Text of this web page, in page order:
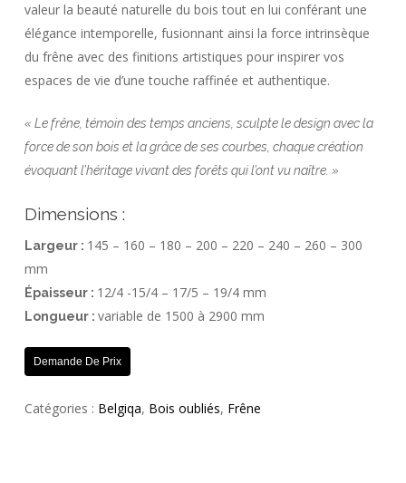
valeur la beauté naturelle du bois tout en lui conférant une
élégance intemporelle, fusionnant ainsi la force intrinsèque
du frêne avec des finitions artistiques pour inspirer vos
espaces de vie d’une touche raffinée et authentique.
« Le frêne, témoin des temps anciens, sculpte le design avec la
force de son bois et la grâce de ses courbes, chaque création
évoquant l’héritage vivant des forêts qui l’ont vu naître. »
Dimensions :
Largeur : 145 – 160 – 180 – 200 – 220 – 240 – 260 – 300
mm
Épaisseur : 12/4 -15/4 – 17/5 – 19/4 mm
Longueur : variable de 1500 à 2900 mm
Demande De Prix
Catégories : Belgiqa, Bois oubliés, Frêne